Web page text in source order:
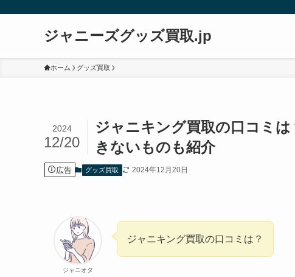
ジャニーズグッズ買取.jp
ホーム グッズ買取
ジャニキング買取の口コミ
きないものも紹介
2024
12/20
広告 グッズ買取 2024年12月20日
ジャニオタ
ジャニキング買取の口コミは？